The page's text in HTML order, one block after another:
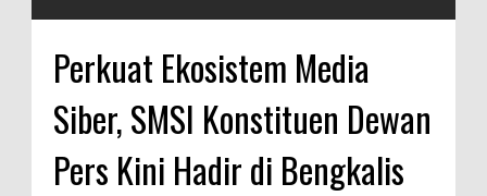
Perkuat Ekosistem Media
Siber, SMSI Konstituen Dewan
Pers Kini Hadir di Bengkalis